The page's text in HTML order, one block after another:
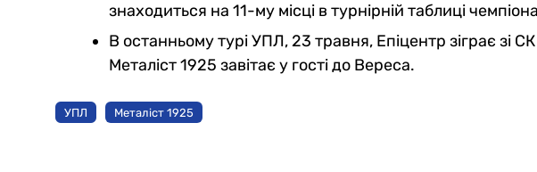
знаходиться на 11-му місці в турнірній таблиці
В останньому турі УПЛ, 23 травня, Епіцентр зіграє зі
Металіст 1925 завітає у гості до Вереса.
УПЛ Металіст 1925